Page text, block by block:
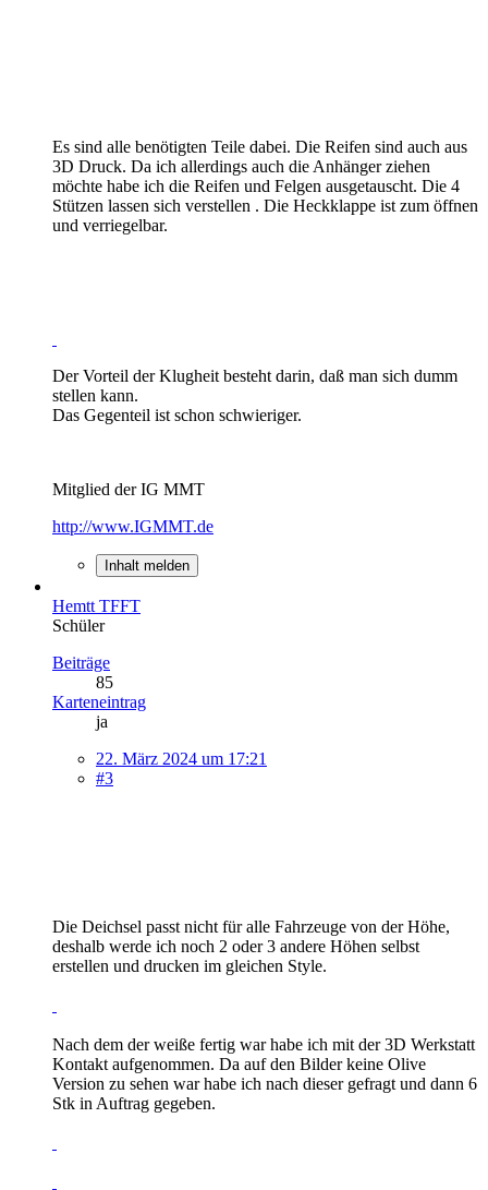
Es sind alle benötigten Teile dabei. Die Reifen sind auch aus
3D Druck. Da ich allerdings auch die Anhänger ziehen
möchte habe ich die Reifen und Felgen ausgetauscht. Die 4
Stützen lassen sich verstellen . Die Heckklappe ist zum öffnen
und verriegelbar.
Der Vorteil der Klugheit besteht darin, daß man sich dumm
stellen kann.
Das Gegenteil ist schon schwieriger.
Mitglied der IG MMT
http://www.IGMMT.de
Inhalt melden
Hemtt TFFT
Schüler
Beiträge
85
Karteneintrag
ja
22. März 2024 um 17:21
#3
Die Deichsel passt nicht für alle Fahrzeuge von der Höhe,
deshalb werde ich noch 2 oder 3 andere Höhen selbst
erstellen und drucken im gleichen Style.
Nach dem der weiße fertig war habe ich mit der 3D Werkstatt
Kontakt aufgenommen. Da auf den Bilder keine Olive
Version zu sehen war habe ich nach dieser gefragt und dann 6
Stk in Auftrag gegeben.